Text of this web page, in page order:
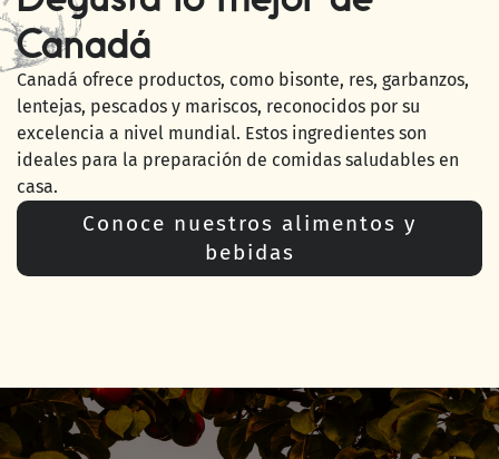
Canadá
Canadá ofrece productos, como bisonte, res, garbanzos,
lentejas, pescados y mariscos, reconocidos por su
excelencia a nivel mundial. Estos ingredientes son
ideales para la preparación de comidas saludables en
casa.
Conoce nuestros alimentos y
bebidas